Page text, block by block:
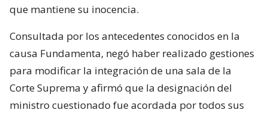
que mantiene su inocencia.
Consultada por los antecedentes conocidos en la
causa Fundamenta, negó haber realizado gestiones
para modificar la integración de una sala de la
Corte Suprema y afirmó que la designación del
ministro cuestionado fue acordada por todos sus